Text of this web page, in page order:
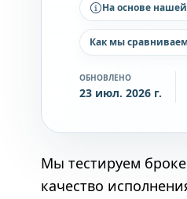
На основе
Как мы
ОБНОВЛЕНО
23 июл. 2026 г.
Мы тестируем
качество